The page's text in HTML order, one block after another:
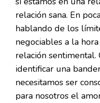
relación sana. En
hablando de los
negociables a la
relación
identificar una
necesitamos ser
para nosotros el